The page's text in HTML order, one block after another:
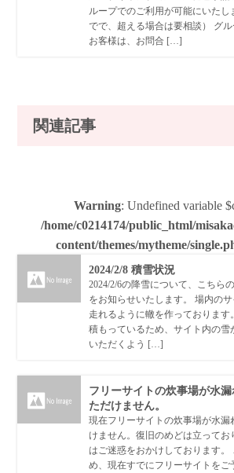
ループでのご利用が可能にいたし
でで、超える場合は要相談） グ
お客様は、お問合 […]
関連記事
Warning: Undefined variable
/home/c0214174/public_html/
content/themes/mytheme/
2024/2/8 積雪状況
2024/2/6の降雪について、こちら
をお知らせいたします。 場内の
走れるように轍を作っております
積もっているため、サイト内の雪
いただくよう […]
フリーサイトの炊事場が水
ただけません。
現在フリーサイトの炊事場が水漏
けません。復旧のめどは立ってお
はご迷惑をおかけしております。
め、現在すでにフリーサイトをご